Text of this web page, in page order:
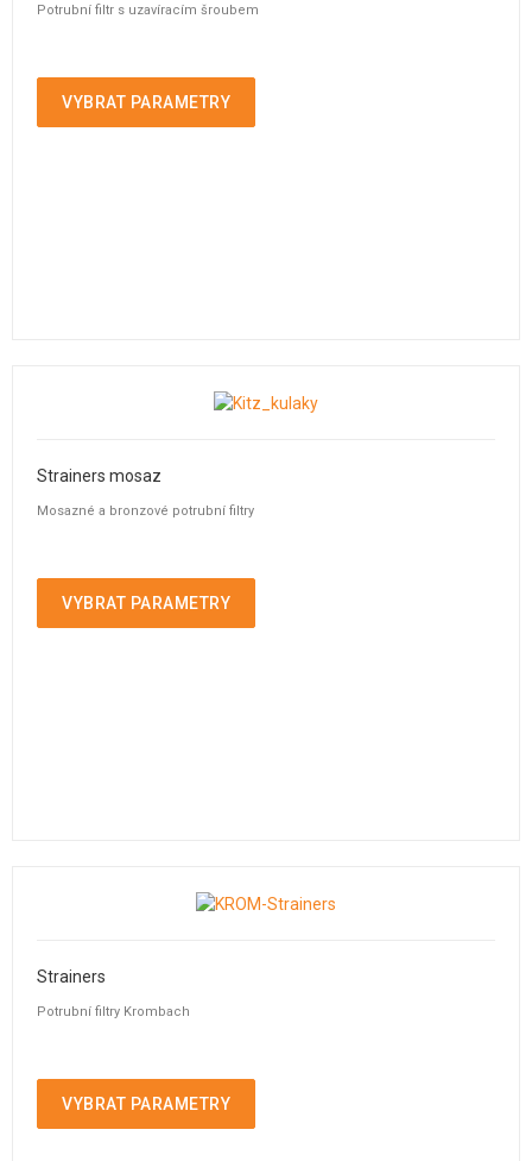
Potrubní filtr s uzavíracím šroubem
VYBRAT PARAMETRY
Strainers mosaz
Mosazné a bronzové potrubní filtry
VYBRAT PARAMETRY
Strainers
Potrubní filtry Krombach
VYBRAT PARAMETRY